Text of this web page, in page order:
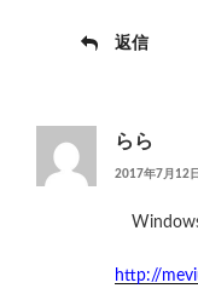
返信
らら
2017年7月12
http://